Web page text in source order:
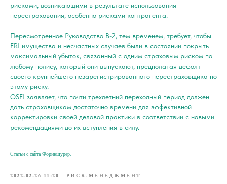
рисками, возникающими в результате использования
перестрахования, особенно рисками контрагента.
Пересмотренное Руководство B-2, тем временем, требует, чтобы
FRI имущества и несчастных случаев были в состоянии покрыть
максимальный убыток, связанный с одним страховым риском по
любому полису, который они выпускают, предполагая дефолт
своего крупнейшего незарегистрированного перестраховщика по
этому риску.
OSFI заявляет, что почти трехлетний переходный период должен
дать страховщикам достаточно времени для эффективной
корректировки своей деловой практики в соответствии с новыми
рекомендациями до их вступления в силу.
Статьи с сайта Фориншурер.
2022-02-26 11:20 РИСК-МЕНЕДЖМЕНТ